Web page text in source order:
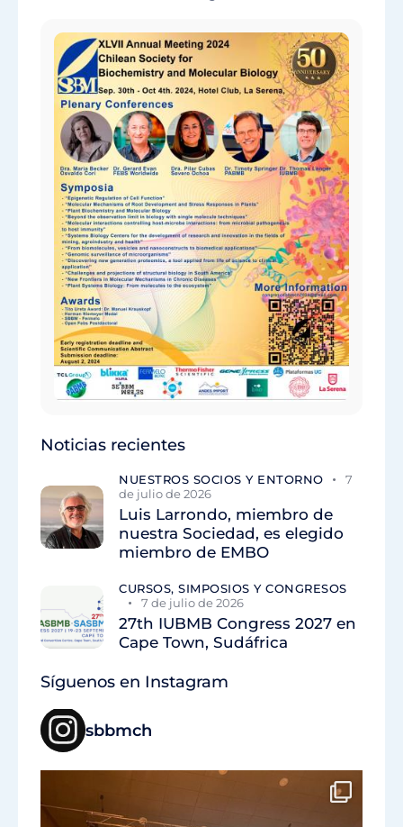
Noticias recientes
NUESTROS SOCIOS Y ENTORNO
7
de julio de 2026
Luis Larrondo, miembro de
nuestra Sociedad, es elegido
miembro de EMBO
CURSOS, SIMPOSIOS Y CONGRESOS
7 de julio de 2026
27th IUBMB Congress 2027 en
Cape Town, Sudáfrica
Síguenos en Instagram
sbbmch